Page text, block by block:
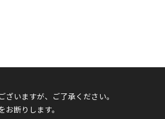
いますが、ご了承ください。
断りします。